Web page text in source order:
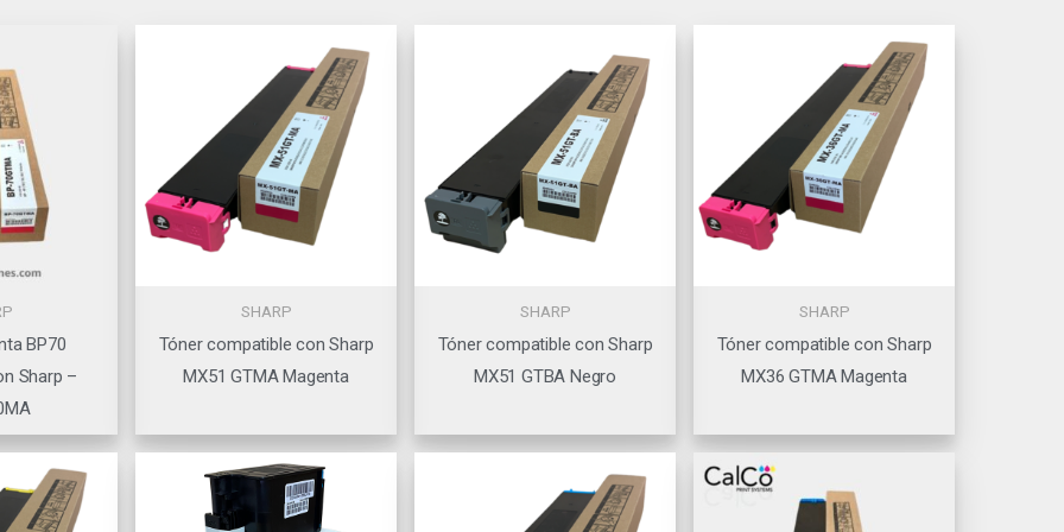
BP70
Sharp –
SHARP
Tóner compatible con Sharp
MX51 GTMA Magenta
SHARP
Tóner compatible con Sharp
MX51 GTBA Negro
SHARP
Tóner compatible con Sharp
MX36 GTMA Magenta